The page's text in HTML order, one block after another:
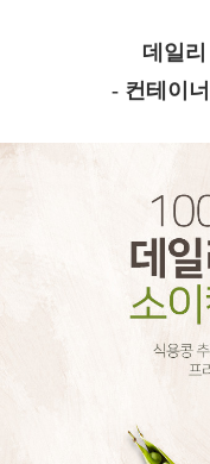
데일
- 컨테이